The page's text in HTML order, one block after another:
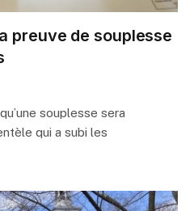
preuve de souplesse
souplesse sera
qui a subi les